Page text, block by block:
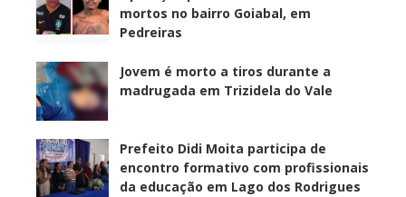
mortos no bairro Goiabal, em
Pedreiras
Jovem é morto a tiros durante a
madrugada em Trizidela do Vale
Prefeito Didi Moita participa de
encontro formativo com profissionais
da educação em Lago dos Rodrigues